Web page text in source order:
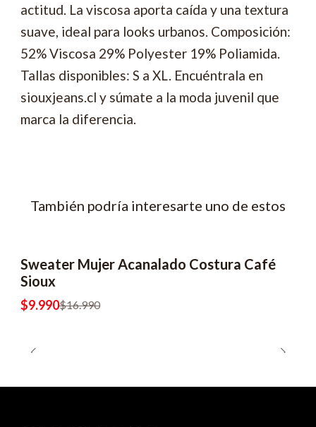
actitud. La viscosa aporta caída y una textura
suave, ideal para looks urbanos. Composición:
52% Viscosa 29% Polyester 19% Poliamida.
Tallas disponibles: S a XL. Encuéntrala en
siouxjeans.cl y súmate a la moda juvenil que
marca la diferencia.
También podría interesarte uno de estos
-41% OFF
Sweater Mujer Acanalado Costura Café
Sioux
$9.990$16.990